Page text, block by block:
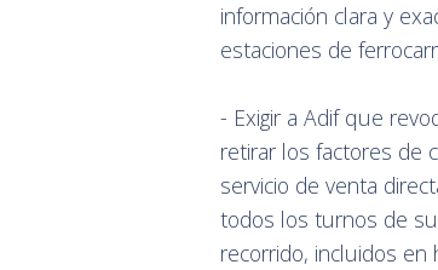
información clara y
estaciones de
- Exigir a Adif que
retirar los factores de
servicio de venta
todos los turnos de
recorrido, incluidos en